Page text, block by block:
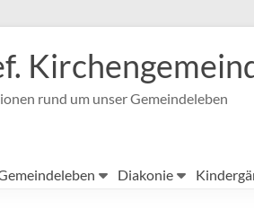
rund um unser Gemeindeleben
Diakonie